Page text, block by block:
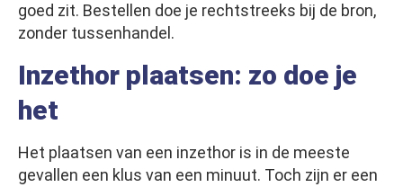
goed zit. Bestellen doe je rechtstreeks bij de bron,
zonder tussenhandel.
Inzethor plaatsen: zo doe je
het
Het plaatsen van een inzethor is in de meeste
gevallen een klus van een minuut. Toch zijn er een